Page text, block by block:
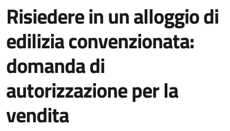
Risiedere in un alloggio di
edilizia convenzionata:
domanda di
autorizzazione per la
vendita